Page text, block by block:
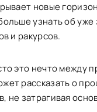
новые
узнать об
и ракурсов.
это нечто между
рассказать о
не затрагивая